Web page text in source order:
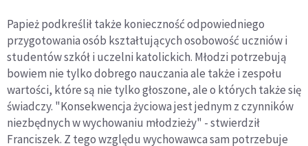
Papież podkreślił także konieczność odpowiedniego
przygotowania osób kształtujących osobowość uczniów i
studentów szkół i uczelni katolickich. Młodzi potrzebują
bowiem nie tylko dobrego nauczania ale także i zespołu
wartości, które są nie tylko głoszone, ale o których także się
świadczy. "Konsekwencja życiowa jest jednym z czynników
niezbędnych w wychowaniu młodzieży" - stwierdził
Franciszek. Z tego względu wychowawca sam potrzebuje